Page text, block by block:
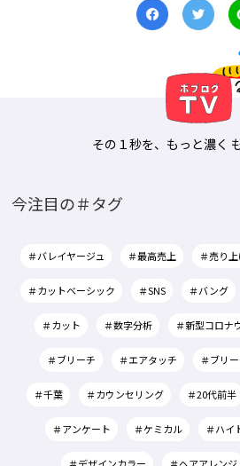
その１秒を、もっと濃く
今注目の＃タグ
＃バレイヤージュ ＃最高売上 ＃売り
＃カットベーシック ＃SNS ＃バング
＃カット ＃数字分析 ＃新型コロナ
＃ブリーチ ＃エアタッチ ＃ブリ
＃千葉 ＃カウンセリング ＃20代前半
＃アンケート ＃ケミカル ＃ハイ
＃デザインカラー ＃ヘアアレンジ